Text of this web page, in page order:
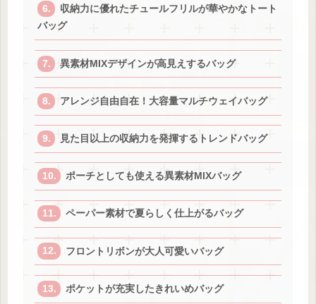
収納力に優れたチュールフリルが華やかなトート
バッグ
異素材MIXデザインが高見えするバッグ
アレンジ自由自在！大容量マルチウェイバッグ
見た目以上の収納力を発揮するトレンドバッグ
ポーチとしても使える異素材MIXバッグ
ペーパー素材で夏らしく仕上がるバッグ
フロントリボンが大人可愛いバッグ
ポケットが充実したきれいめバッグ